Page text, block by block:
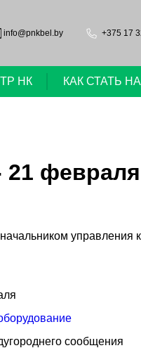
info@pnkbel.by +375 17
НК КАК СТАТЬ
сообщения